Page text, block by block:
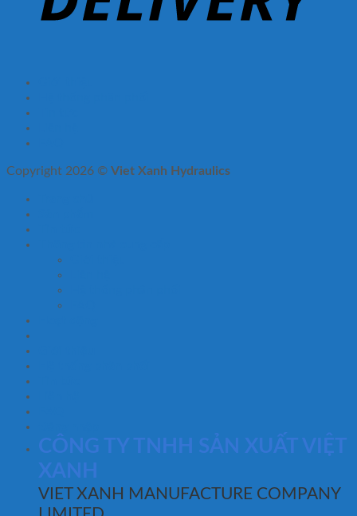
Copyright 2026 © Viet Xanh Hydraulics
CÔNG TY TNHH SẢN XUẤT VIỆT
XANH
VIET XANH MANUFACTURE COMPANY